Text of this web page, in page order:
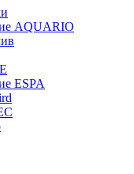
AQUARIO
ESPA